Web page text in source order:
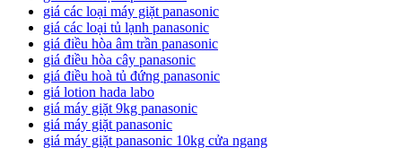
giá các loại máy giặt panasonic
giá các loại tủ lạnh panasonic
giá điều hòa âm trần panasonic
giá điều hòa cây panasonic
giá điều hoà tủ đứng panasonic
giá lotion hada labo
giá máy giặt 9kg panasonic
giá máy giặt panasonic
giá máy giặt panasonic 10kg cửa ngang